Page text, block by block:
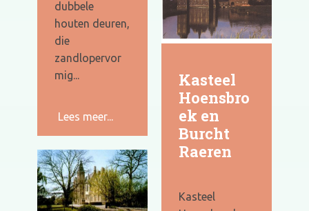
dubbele
houten deuren,
die
zandlopervor
mig...
Lees meer...
Kasteel
Hoensbro
ek en
Burcht
Raeren
Kasteel